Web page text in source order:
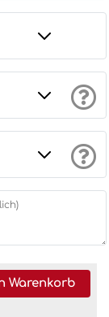
Warenkorb